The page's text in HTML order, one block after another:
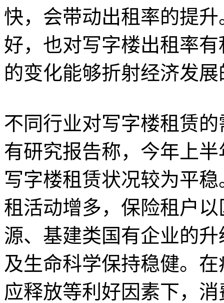
快，会带动出租率的提
好，也对写字楼出租率
的变化能够折射经济发
不同行业对写字楼租赁
有研究报告称，今年上
写字楼租赁状况较为平
租活动增多，保险租户
源、基建类国有企业的
及生命科学保持稳健。
应释放等利好因素下，